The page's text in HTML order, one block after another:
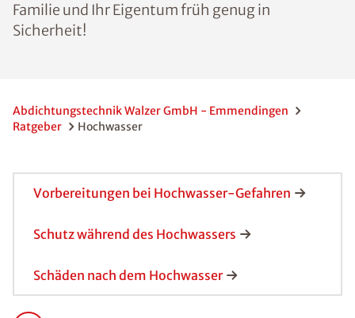
Familie und Ihr Eigentum früh genug in
Sicherheit!
Abdichtungstechnik Walzer GmbH - Emmendingen
Ratgeber
Hochwasser
Vorbereitungen bei Hochwasser-Gefahren
Schutz während des Hochwassers
Schäden nach dem Hochwasser